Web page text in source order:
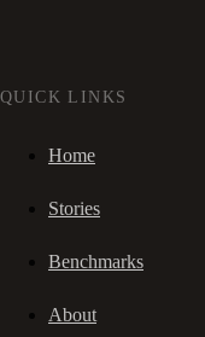
QUICK LINKS
Home
Stories
Benchmarks
About